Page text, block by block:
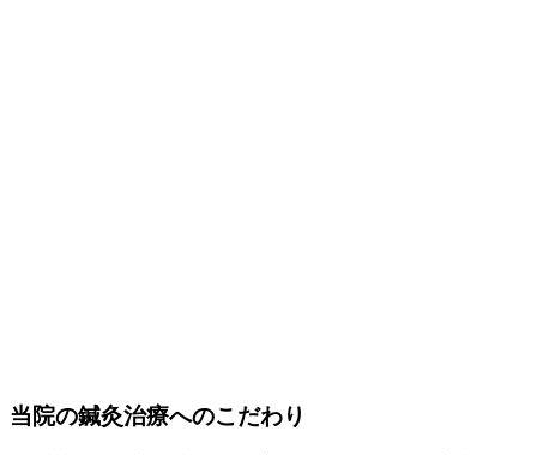
当院の鍼灸治療へのこだわり